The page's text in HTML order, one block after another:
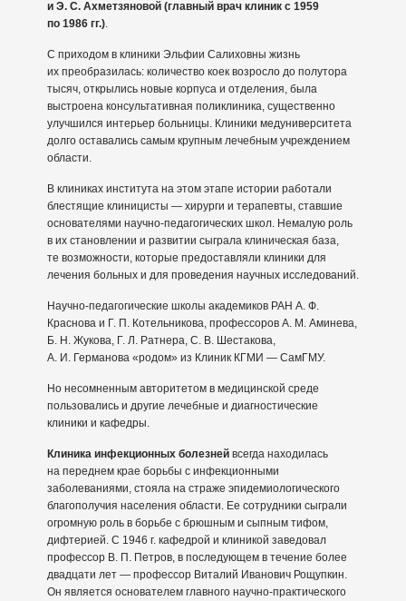
и Э. С. Ахметзяновой (главный врач клиник с 1959
по 1986 гг.).
С приходом в клиники Эльфии Салиховны жизнь
их преобразилась: количество коек возросло до полутора
тысяч, открылись новые корпуса и отделения, была
выстроена консультативная поликлиника, существенно
улучшился интерьер больницы. Клиники медуниверситета
долго оставались самым крупным лечебным учреждением
области.
В клиниках института на этом этапе истории работали
блестящие клиницисты — хирурги и терапевты, ставшие
основателями научно-педагогических школ. Немалую роль
в их становлении и развитии сыграла клиническая база,
те возможности, которые предоставляли клиники для
лечения больных и для проведения научных исследований.
Научно-педагогические школы академиков РАН А. Ф.
Краснова и Г. П. Котельникова, профессоров А. М. Аминева,
Б. Н. Жукова, Г. Л. Ратнера, С. В. Шестакова,
А. И. Германова «родом» из Клиник КГМИ — СамГМУ.
Но несомненным авторитетом в медицинской среде
пользовались и другие лечебные и диагностические
клиники и кафедры.
Клиника инфекционных болезнейвсегда находилась
на переднем крае борьбы с инфекционными
заболеваниями, стояла на страже эпидемиологического
благополучия населения области. Ее сотрудники сыграли
огромную роль в борьбе с брюшным и сыпным тифом,
дифтерией. С 1946 г. кафедрой и клиникой заведовал
профессор В. П. Петров, в последующем в течение более
двадцати лет — профессор Виталий Иванович Рощупкин.
Он является основателем главного научно-практического